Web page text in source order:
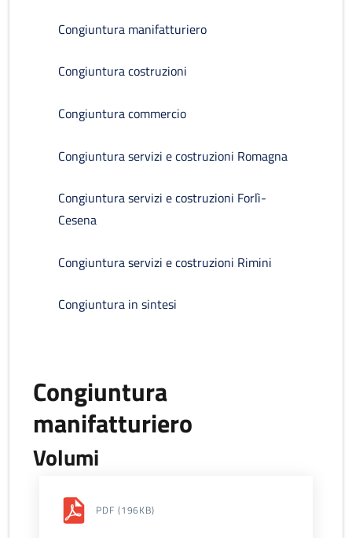
Congiuntura manifatturiero
Congiuntura costruzioni
Congiuntura commercio
Congiuntura servizi e costruzioni Romagna
Congiuntura servizi e costruzioni Forlì-
Cesena
Congiuntura servizi e costruzioni Rimini
Congiuntura in sintesi
Congiuntura
manifatturiero
Volumi
PDF (196KB)